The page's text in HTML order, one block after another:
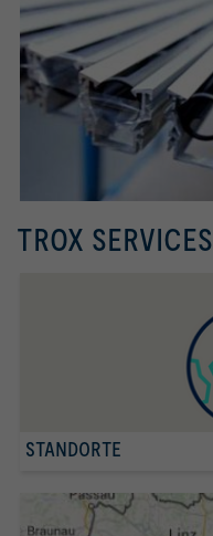
Belüftung
und
Klimatisierung
von
TROX SERVICES
STANDORTE